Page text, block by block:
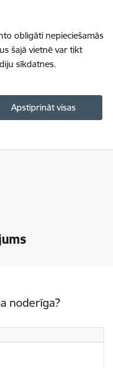
obligāti nepieciešamās
šajā vietnē var tikt
sīkdatnes.
Apstiprināt visas
noderīga?